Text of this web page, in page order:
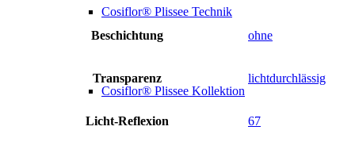
Cosiflor® Plissee Technik
Cosiflor® Plissee Kollektion
Beschichtung ohne
Transparenz lichtdurchlässig
Licht-Reflexion 67